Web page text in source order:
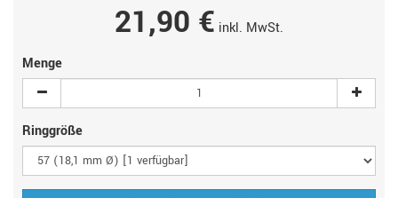
21,90 € inkl. MwSt.
Menge
Ringgröße